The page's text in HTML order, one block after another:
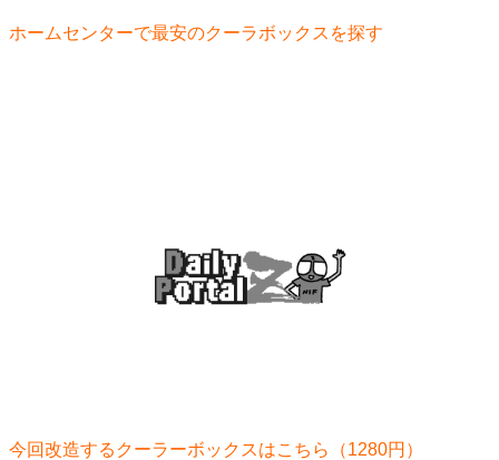
ホームセンターで最安のクーラボックスを探す
今回改造するクーラーボックスはこちら（1280円）